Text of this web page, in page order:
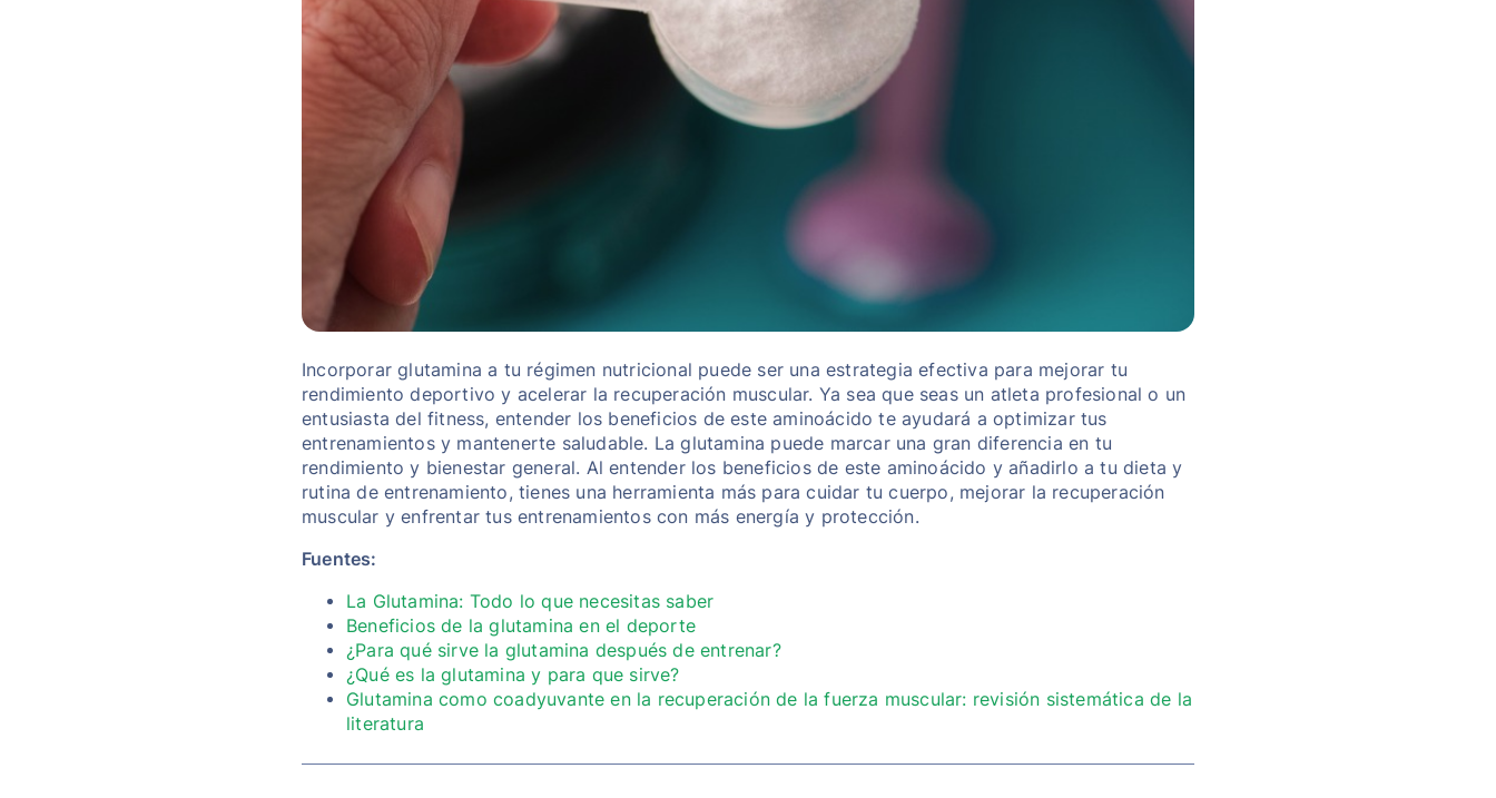
Incorporar glutamina a tu régimen nutricional puede ser una estrategia efectiva para mejorar tu
rendimiento deportivo y acelerar la recuperación muscular. Ya sea que seas un atleta profesional o un
entusiasta del fitness, entender los beneficios de este aminoácido te ayudará a optimizar tus
entrenamientos y mantenerte saludable. La glutamina puede marcar una gran diferencia en tu
rendimiento y bienestar general. Al entender los beneficios de este aminoácido y añadirlo a tu dieta y
rutina de entrenamiento, tienes una herramienta más para cuidar tu cuerpo, mejorar la recuperación
muscular y enfrentar tus entrenamientos con más energía y protección.
Fuentes:
La Glutamina: Todo lo que necesitas saber
Beneficios de la glutamina en el deporte
¿Para qué sirve la glutamina después de entrenar?
¿Qué es la glutamina y para que sirve?
Glutamina como coadyuvante en la recuperación de la fuerza muscular: revisión sistemática de la
literatura